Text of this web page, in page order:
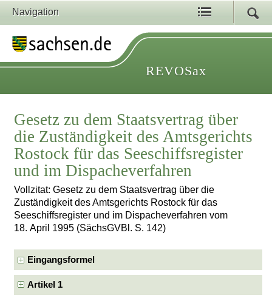
Navigation
REVOSax
Gesetz zu dem Staatsvertrag über
die Zuständigkeit des Amtsgerichts
Rostock für das Seeschiffsregister
und im Dispacheverfahren
Vollzitat: Gesetz zu dem Staatsvertrag über die
Zuständigkeit des Amtsgerichts Rostock für das
Seeschiffsregister und im Dispacheverfahren vom
18. April 1995 (SächsGVBl. S. 142)
Eingangsformel
Artikel 1